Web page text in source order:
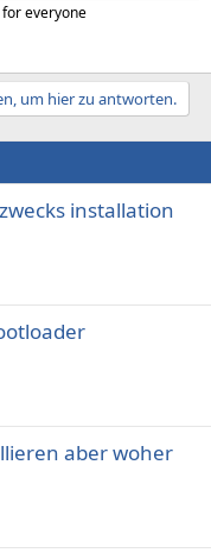
everyone
um hier zu antworten.
installation
aber woher